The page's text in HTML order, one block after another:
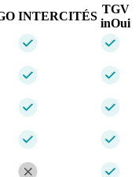
INTERCITÉS
TGV
inOui